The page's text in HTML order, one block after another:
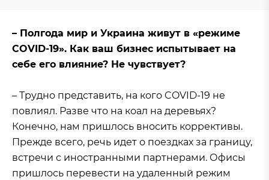
– Полгода мир и Украина живут в «режиме
COVID-19». Как ваш бизнес испытывает на
себе его влияние? Не чувствует?
– Трудно представить, на кого COVID-19 не
повлиял. Разве что на коал на деревьях?
Конечно, нам пришлось вносить коррективы.
Прежде всего, речь идет о поездках за границу,
встречи с иностранными партнерами. Офисы
пришлось перевести на удаленный режим